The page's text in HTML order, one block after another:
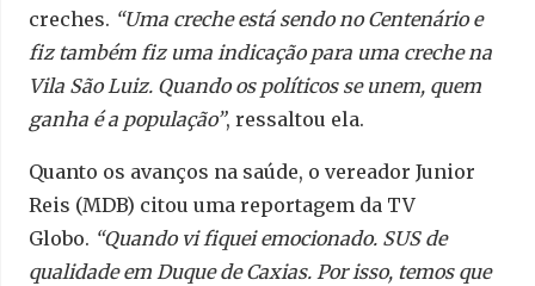
creches. “Uma creche está sendo no Centenário e
fiz também fiz uma indicação para uma creche na
Vila São Luiz. Quando os políticos se unem, quem
ganha é a população”, ressaltou ela.
Quanto os avanços na saúde, o vereador Junior
Reis (MDB) citou uma reportagem da TV
Globo. “Quando vi fiquei emocionado. SUS de
qualidade em Duque de Caxias. Por isso, temos que